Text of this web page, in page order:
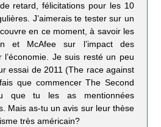
retard, félicitations pour les 10
J’aimerais te tester sur un
en ce moment, à savoir les
et McAfee sur l’impact des
l’économie. Je suis resté un peu
essai de 2011 (The race against
que commencer The Second
que tu les as mentionnées
Mais as-tu un avis sur leur thèse
très américain?